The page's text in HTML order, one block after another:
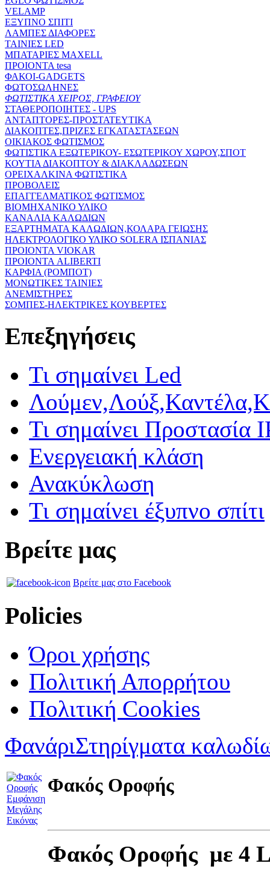
VELAMP
ΕΞΥΠΝΟ ΣΠΙΤΙ
ΛΑΜΠΕΣ ΔΙΑΦΟΡΕΣ
ΤΑΙΝΙΕΣ LED
ΜΠΑΤΑΡΙΕΣ MAXELL
ΠΡΟΙΟΝΤΑ tesa
ΦΑΚΟΙ-GADGETS
ΦΩΤΟΣΩΛΗΝΕΣ
ΦΩΤΙΣΤΙΚΑ ΧΕΙΡΟΣ, ΓΡΑΦΕΙΟΥ
ΣΤΑΘΕΡΟΠΟΙΗΤΕΣ - UPS
ΑΝΤΑΠΤΟΡΕΣ-ΠΡΟΣΤΑΤΕΥΤΙΚΑ
ΔΙΑΚΟΠΤΕΣ,ΠΡΙΖΕΣ ΕΓΚΑΤΑΣΤΑΣΕΩΝ
ΟΙΚΙΑΚΟΣ ΦΩΤΙΣΜΟΣ
ΦΩΤΙΣΤΙΚΑ ΕΞΩΤΕΡΙΚΟΥ- ΕΣΩΤΕΡΙΚΟΥ ΧΩΡΟΥ,ΣΠΟΤ
ΚΟΥΤΙΑ ΔΙΑΚΟΠΤΟΥ & ΔΙΑΚΛΑΔΩΣΕΩΝ
ΟΡΕΙΧΑΛΚΙΝΑ ΦΩΤΙΣΤΙΚΑ
ΠΡΟΒΟΛΕΙΣ
ΕΠΑΓΓΕΛΜΑΤΙΚΟΣ ΦΩΤΙΣΜΟΣ
ΒΙΟΜΗΧΑΝΙΚΟ ΥΛΙΚΟ
ΚΑΝΑΛΙΑ ΚΑΛΩΔΙΩΝ
ΕΞΑΡΤΗΜΑΤΑ ΚΑΛΩΔΙΩΝ,ΚΟΛΑΡΑ ΓΕΙΩΣΗΣ
ΗΛΕΚΤΡΟΛΟΓΙΚΟ ΥΛΙΚΟ SOLERA ΙΣΠΑΝΙΑΣ
ΠΡΟΙΟΝΤΑ VIOKAR
ΠΡΟΙΟΝΤΑ ALIBERTI
ΚΑΡΦΙΑ (ΡΟΜΠΟΤ)
ΜΟΝΩΤΙΚΕΣ ΤΑΙΝΙΕΣ
ΑΝΕΜΙΣΤΗΡΕΣ
ΣΟΜΠΕΣ-ΗΛΕΚΤΡΙΚΕΣ ΚΟΥΒΕΡΤΕΣ
Επεξηγήσεις
Τι σημαίνει Led
Τι σημαίνει Προστασία
Ενεργειακή κλάση
Ανακύκλωση
Τι σημαίνει έξυπνο σπίτι
Βρείτε μας
Βρείτε μας στο Facebook
Policies
Όροι χρήσης
Πολιτική Απορρήτου
Πολιτική Cookies
ΦανάριΣτηρίγματα
Εμφάνιση
Μεγάλης
Εικόνας
Φακός Οροφής
Φακός Οροφής με 4